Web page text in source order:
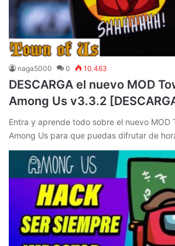
naga5000 0 10.463
DESCARGA el nuevo MOD
Among Us v3.3.2
Entra y aprende todo sobre el nuevo MOD
Among Us para que puedas difrutar de